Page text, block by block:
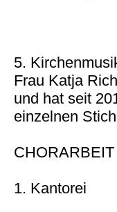
5.
Frau Katja
und hat seit
einzelnen
CHORARBEIT
1. Kantorei